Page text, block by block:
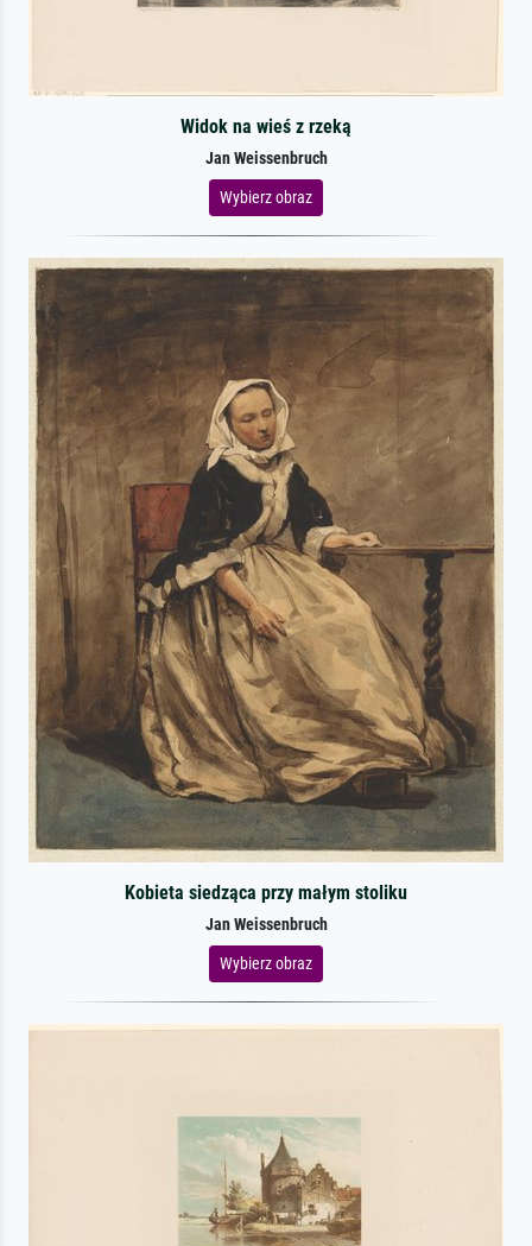
Widok na wieś z rzeką
Jan Weissenbruch
Wybierz obraz
Kobieta siedząca przy małym stoliku
Jan Weissenbruch
Wybierz obraz